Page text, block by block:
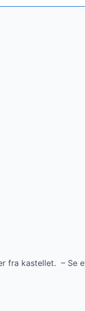
fra kastellet. – Se